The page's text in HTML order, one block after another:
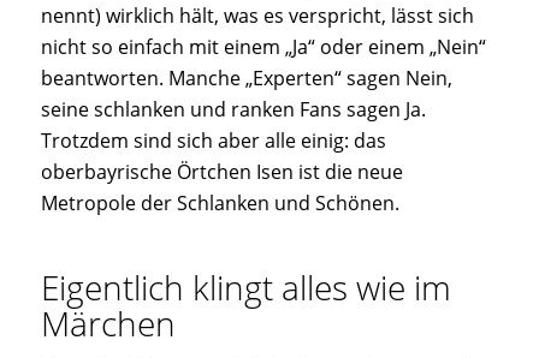
nennt) wirklich hält, was es verspricht, lässt sich
nicht so einfach mit einem „Ja“ oder einem „Nein“
beantworten. Manche „Experten“ sagen Nein,
seine schlanken und ranken Fans sagen Ja.
Trotzdem sind sich aber alle einig: das
oberbayrische Örtchen Isen ist die neue
Metropole der Schlanken und Schönen.
Eigentlich klingt alles wie im
Märchen